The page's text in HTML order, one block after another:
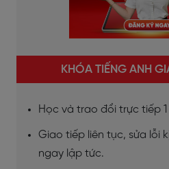
KHÓA TIẾNG ANH
Học và trao đổi trực tiếp 1
Giao tiếp liên tục, sửa lỗi
ngay lập tức.